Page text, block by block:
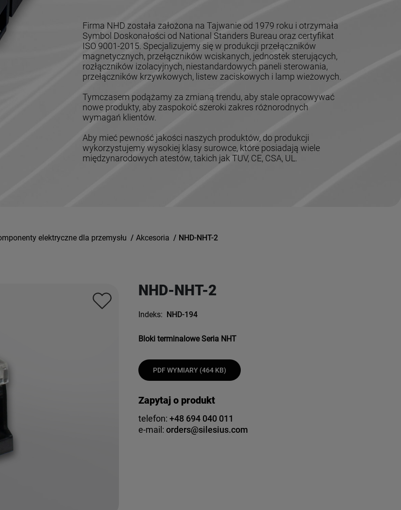
Firma NHD została założona na Tajwanie od 1979 roku i otrzymała
Symbol Doskonałości od National Standers Bureau oraz certyfikat
ISO 9001-2015. Specjalizujemy się w produkcji przełączników
magnetycznych, przełączników wciskanych, jednostek sterujących,
rozłączników izolacyjnych, niestandardowych paneli sterowania,
przełączników krzywkowych, listew zaciskowych i lamp wieżowych.
Tymczasem podążamy za zmianą trendu, aby stale opracowywać
nowe produkty, aby zaspokoić szeroki zakres różnorodnych
wymagań klientów.
Aby mieć pewność jakości naszych produktów, do produkcji
wykorzystujemy wysokiej klasy surowce, które posiadają wiele
międzynarodowych atestów, takich jak TUV, CE, CSA, UL.
elektryczne dla przemysłu / Akcesoria / NHD-NHT-2
NHD-NHT-2
Indeks: NHD-194
Bloki terminalowe Seria NHT
PDF WYMIARY (464 KB)
Zapytaj o produkt
telefon:+48 694 040 011
e-mail:orders@silesius.com